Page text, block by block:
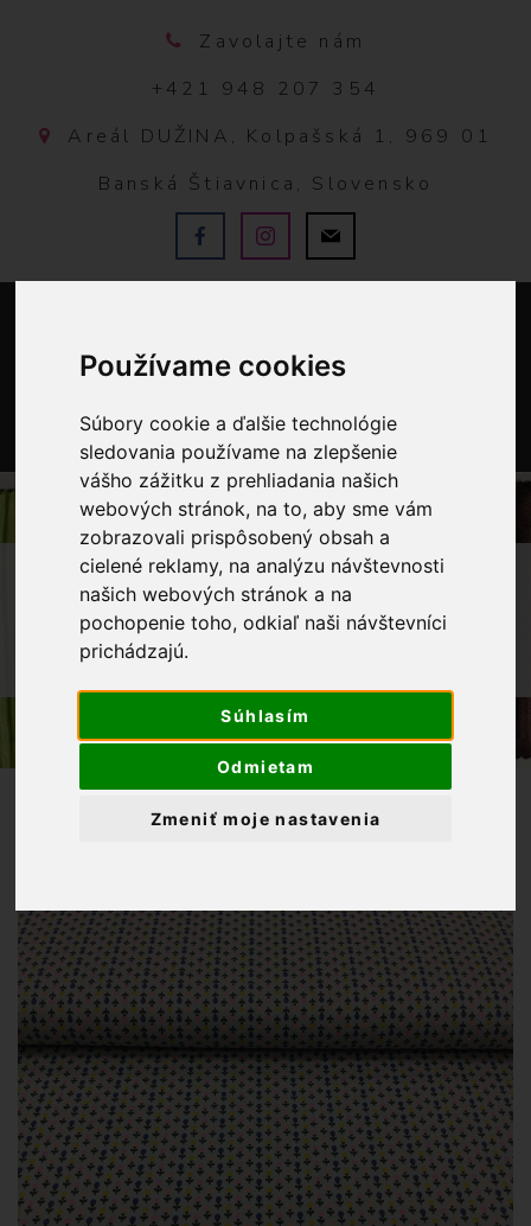
Používame cookies
Súbory cookie a ďalšie technológie
sledovania používame na zlepšenie
vášho zážitku z prehliadania našich
webových stránok, na to, aby sme vám
zobrazovali prispôsobený obsah a
cielené reklamy, na analýzu návštevnosti
našich webových stránok a na
pochopenie toho, odkiaľ naši návštevníci
prichádzajú.
Súhlasím
Odmietam
Zmeniť moje nastavenia
Zavolajte nám
+421 948 207 354
Areál DUŽINA, Kolpašská 1, 969 01
Banská Štiavnica, Slovensko
0
OBCHOD LÁTKY METRÁŽ
BAVLNENÉ LÁTKY
BAVLNENÁ LÁTKA FAREBNÉ TULIPÁNY